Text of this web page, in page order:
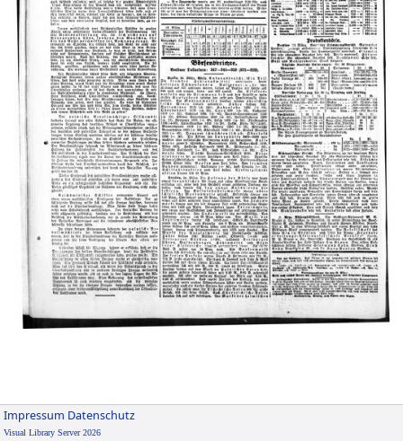
Impressum Datenschutz
Visual Library Server 2026